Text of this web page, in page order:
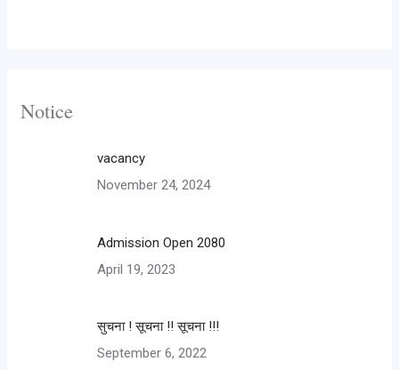
Notice
vacancy
November 24, 2024
Admission Open 2080
April 19, 2023
सुचना ! सूचना !! सूचना !!!
September 6, 2022